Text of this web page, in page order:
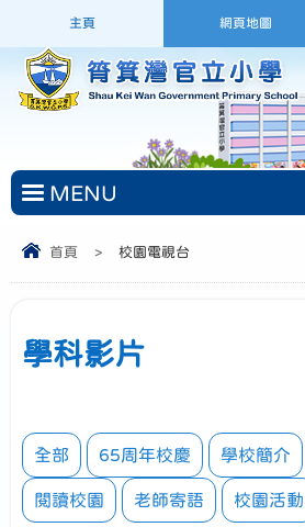
主頁 網頁地圖
MENU
首頁 > 校園電視台
學科影片
全部 65周年校慶 學校簡介
閱讀校園 老師寄語 校園活動